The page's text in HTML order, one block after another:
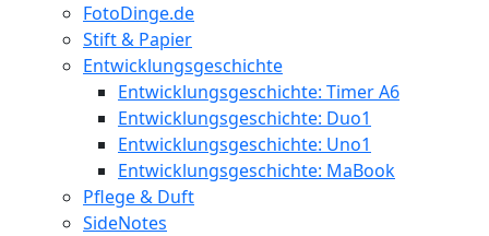
FotoDinge.de
Stift & Papier
Entwicklungsgeschichte
Entwicklungsgeschichte: Timer A6
Entwicklungsgeschichte: Duo1
Entwicklungsgeschichte: Uno1
Entwicklungsgeschichte: MaBook
Pflege & Duft
SideNotes